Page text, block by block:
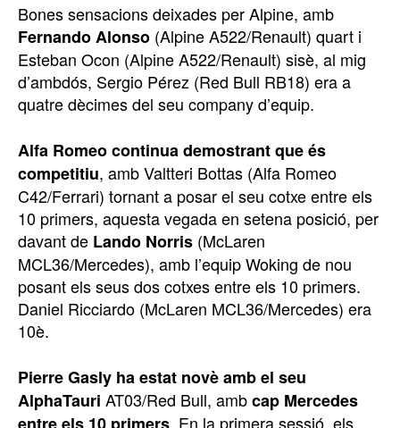
Bones sensacions deixades per Alpine, amb
Fernando Alonso (Alpine A522/Renault) quart i
Esteban Ocon (Alpine A522/Renault) sisè, al mig
d’ambdós, Sergio Pérez (Red Bull RB18) era a
quatre dècimes del seu company d’equip.
Alfa Romeo continua demostrant que és
competitiu, amb Valtteri Bottas (Alfa Romeo
C42/Ferrari) tornant a posar el seu cotxe entre els
10 primers, aquesta vegada en setena posició, per
davant de Lando Norris (McLaren
MCL36/Mercedes), amb l’equip Woking de nou
posant els seus dos cotxes entre els 10 primers.
Daniel Ricciardo (McLaren MCL36/Mercedes) era
10è.
Pierre Gasly ha estat novè amb el seu
AlphaTauri AT03/Red Bull, ambcap Mercedes
. En la primera sessió, els